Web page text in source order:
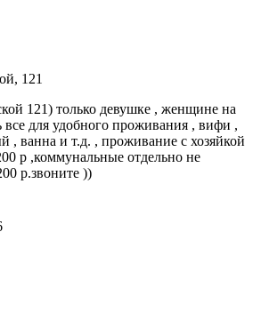
121
121) только девушке , женщине на
все для удобного проживания , вифи ,
, ванна и т.д. , проживание с хозяйкой
р ,коммунальные отдельно не
р.звоните ))